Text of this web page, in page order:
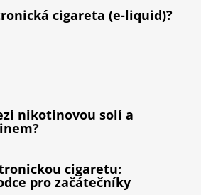
cigareta (e-liquid)?
nikotinovou solí a
cigaretu:
pro začátečníky